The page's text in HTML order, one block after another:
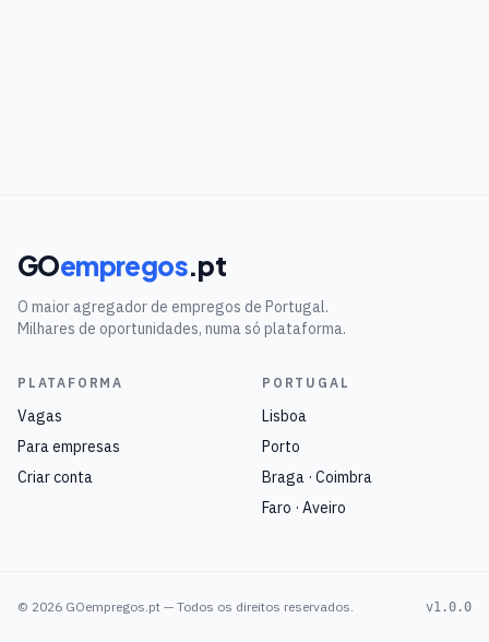
GOempregos.pt
O maior agregador de empregos de Portugal.
Milhares de oportunidades, numa só plataforma.
PLATAFORMA
Vagas
Para empresas
Criar conta
PORTUGAL
Lisboa
Porto
Braga · Coimbra
Faro · Aveiro
© 2026 GOempregos.pt — Todos os direitos reservados. v1.0.0